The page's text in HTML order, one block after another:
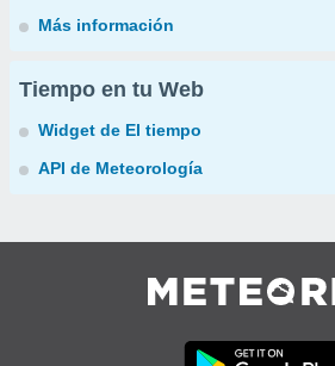
Más información
Tiempo en tu Web
Widget de El tiempo
API de Meteorología